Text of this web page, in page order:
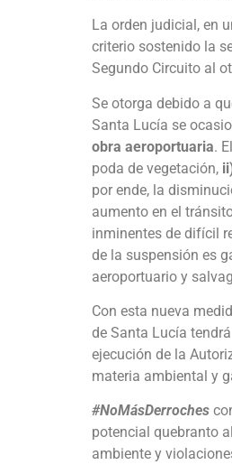
La orden judicial, en
criterio sostenido la
Segundo Circuito al
Se otorga debido a
Santa Lucía se
obra aeroportuaria.
poda de vegetación,
por ende, la
aumento en el
inminentes de difícil
de la suspensión es
aeroportuario y
Con esta nueva
de Santa Lucía
ejecución de la
materia ambiental y
#NoMásDerroches
potencial quebranto
ambiente y